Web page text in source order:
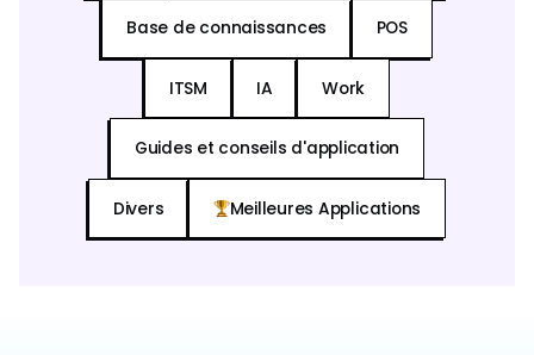
Base de connaissances POS
ITSM IA Work
Guides et conseils d'application
Divers Meilleures Applications